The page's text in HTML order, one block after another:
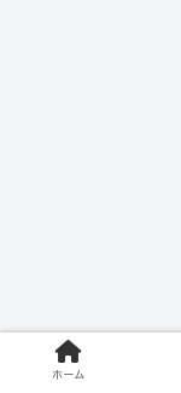
ホーム